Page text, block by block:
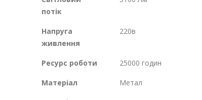
потік
Напруга
живлення
220в
Ресурс роботи 25000 годин
Матеріал Метал